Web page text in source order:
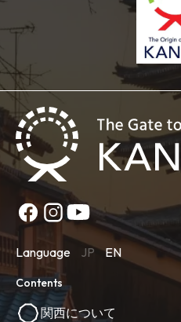
Language JP EN
Contents
関西について